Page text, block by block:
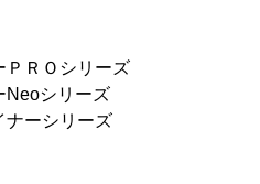
ＰＲＯシリーズ
Neoシリーズ
ナーシリーズ